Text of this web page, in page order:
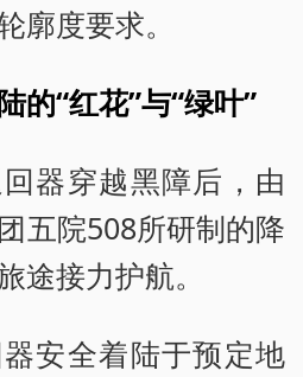
廓度要求。
的“红花”与“绿叶”
器穿越黑障后，由
五院508所研制的降
途接力护航。
安全着陆于预定地